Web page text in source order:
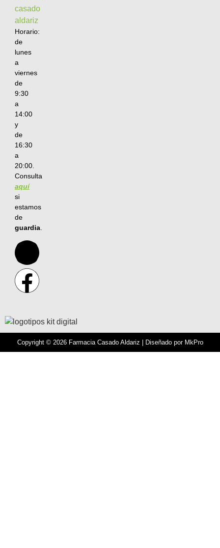
Horario:
de
lunes
a
viernes
de
9:30
a
14:00
y
de
16:30
a
20:00.
Consulta
aquí
si
estamos
de
guardia.
Copyright © 2026 Farmacia Casado Aldariz | Diseñado por MkPro